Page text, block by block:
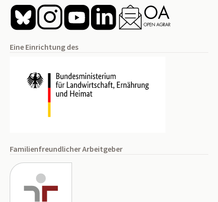
Eine Einrichtung des
Familienfreundlicher Arbeitgeber